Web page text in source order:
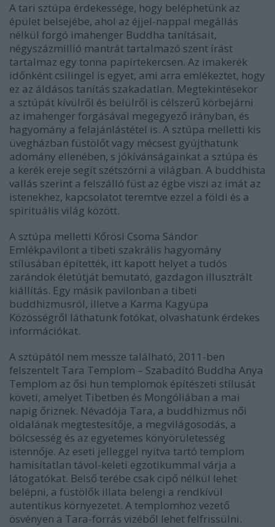
A tari sztúpa érdekessége, hogy beléphetünk az
épület belsejébe, ahol az éjjel-nappal megállás
nélkül forgó imahenger Buddha tanításait,
négyszázmillió mantrát tartalmazó szent írást
tartalmaz egy tonna papírtekercsen. Az imakerék
időnként csilingel is egyet, ami arra emlékeztet, hogy
ez az áldásos tanítás szakadatlan. Megtekintésekor
a sztúpát kívülről és belülről is célszerű körbejárni
az imahenger forgásával megegyező irányban, és
hagyomány a felajánlástétel is. A sztúpa melletti kis
üvegházban füstölőt vagy mécsest gyújthatunk
adomány ellenében, s jókívánságainkat a sztúpa és
a kerék ereje segít szétszórni a világban. A buddhista
vallás szerint a felszálló füst az égbe viszi az imát az
istenekhez, kapcsolatot teremtve ezzel a földi és a
spirituális világ között.
A sztúpa melletti Kőrösi Csoma Sándor
Emlékpavilont a tibeti szakrális hagyomány
stílusában építették, itt kapott helyet a tudós
zarándok életútját bemutató, gazdagon illusztrált
kiállítás. Egy másik pavilonban a tibeti
buddhizmusról, illetve a Karma Kagyüpa
Közösségről láthatunk fotókat, olvashatunk érdekes
információkat.
A sztúpától nem messze található, 2011-ben
felszentelt Tara Templom – Szabadító Buddha Anya
Templom az ősi hun templomok építészeti stílusát
követi, amelyet Tibetben és Mongóliában a mai
napig őriznek. Névadója Tara, a buddhizmus női
oldalának megtestesítője, a megvilágosodás, a
bölcsesség és az egyetemes könyörületesség
istennője. Az eseti jelleggel nyitva tartó templom
hamisítatlan távol-keleti egzotikummal várja a
látogatókat. Belső terébe csak cipő nélkül lehet
belépni, a füstölők illata belengi a rendkívül
autentikus környezetet. A templomhoz vezető
ösvényen a Tara-forrás vizéből lehet felfrissülni.